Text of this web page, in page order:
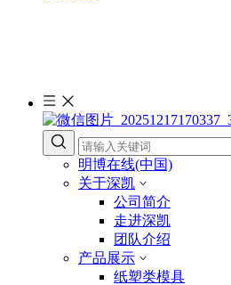
明博在线(中国)
关于深凯
公司简介
走进深凯
团队介绍
产品展示
纸塑类模具